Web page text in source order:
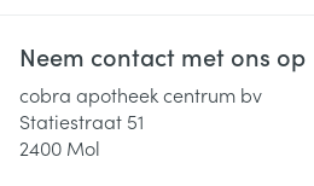
Neem contact met ons op
cobra apotheek centrum bv
Statiestraat 51
2400 Mol